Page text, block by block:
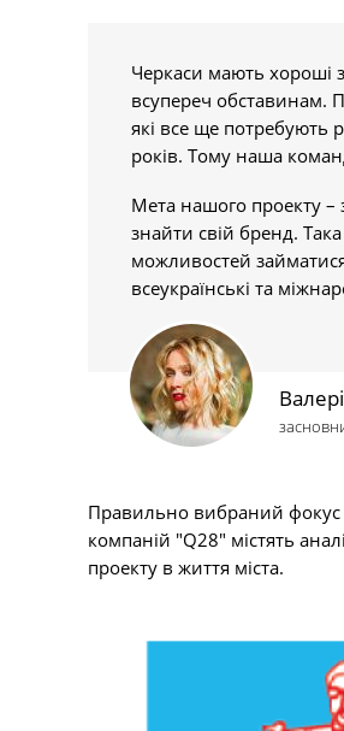
Черкаси мають хороші
всупереч обставинам.
які все ще потребують
років. Тому наша
Мета нашого проекту –
знайти свій бренд.
можливостей
всеукраїнські та
Правильно вибраний фокус
компаній "Q28" містять
проекту в життя міста.